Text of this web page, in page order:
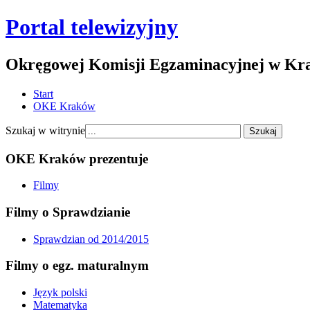
Portal telewizyjny
Okręgowej Komisji Egzaminacyjnej w
Start
OKE Kraków
Szukaj w witrynie
OKE Kraków prezentuje
Filmy
Filmy o Sprawdzianie
Sprawdzian od 2014/2015
Filmy o egz. maturalnym
Język polski
Matematyka